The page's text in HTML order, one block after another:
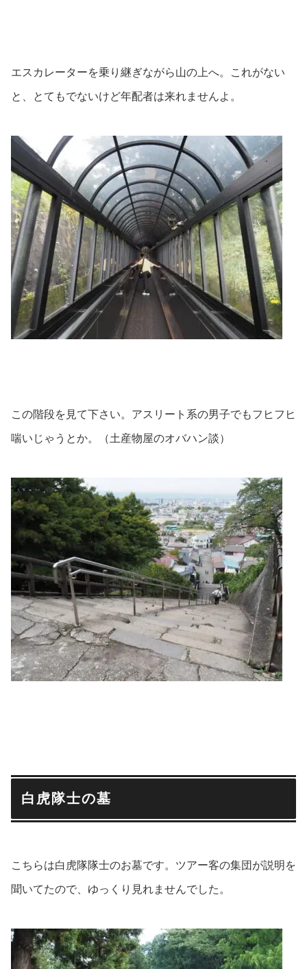
エスカレーターを乗り継ぎながら山の上へ。これがない
と、とてもでないけど年配者は来れませんよ。
この階段を見て下さい。アスリート系の男子でもフヒフヒ
喘いじゃうとか。（土産物屋のオバハン談）
白虎隊士の墓
こちらは白虎隊隊士のお墓です。ツアー客の集団が説明を
聞いてたので、ゆっくり見れませんでした。